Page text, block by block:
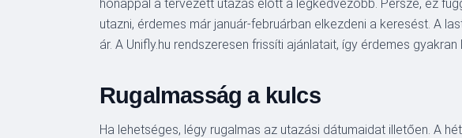
hónappal a tervezett utazás előtt a legkedvezőbb. Persze, ez
utazni, érdemes már január-februárban elkezdeni a keresést. A
ár. A Unifly.hu rendszeresen frissíti ajánlatait, így érdemes
Rugalmasság a kulcs
Ha lehetséges, légy rugalmas az utazási dátumaidat illetően. A